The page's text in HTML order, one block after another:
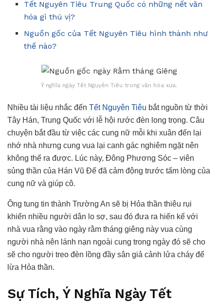
Tết Nguyên Tiêu Trung Quốc có những nết văn
hóa gì thú vị?
Nguồn gốc của Tết Nguyên Tiêu hình thành như
thế nào?
Ý nghĩa ngày Tết Nguyên Tiêu trong văn hóa xưa.
Nhiều tài liệu nhắc đến Tết Nguyên Tiêu bắt nguồn từ thời
Tây Hán, Trung Quốc với lễ hội rước đèn long trọng. Câu
chuyện bắt đầu từ việc các cung nữ mỗi khi xuân đến lại
nhớ nhà nhưng cung vua lại canh gác nghiêm ngặt nên
không thể ra được. Lúc này, Đông Phương Sóc – viên
sủng thần của Hán Vũ Đế đã cảm động trước tấm lòng của
cung nữ và giúp cô.
Ông tung tin thành Trường An sẽ bị Hỏa thần thiêu rụi
khiến nhiều người dân lo sợ, sau đó đưa ra hiến kế với
nhà vua rằng vào ngày rằm tháng giêng này vua cùng
người nhà nên lánh nạn ngoài cung trong ngày đó sẽ cho
sẽ cho người treo đèn lồng đầy sân giả cảnh lửa cháy để
lừa Hỏa thần.
Sự Tích, Ý Nghĩa Ngày Tết